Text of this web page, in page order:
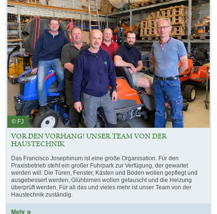
© FJ
VOR DEN VORHANG! UNSER TEAM VON DER
HAUSTECHNIK
Das Francisco Josephinum ist eine große Organisation. Für den
Praxisbetrieb steht ein großer Fuhrpark zur Verfügung, der gewartet
werden will. Die Türen, Fenster, Kästen und Böden wollen gepflegt und
ausgebessert werden, Glühbirnen wollen getauscht und die Heizung
überprüft werden. Für all das und vieles mehr ist unser Team von der
Haustechnik zuständig.
Mehr